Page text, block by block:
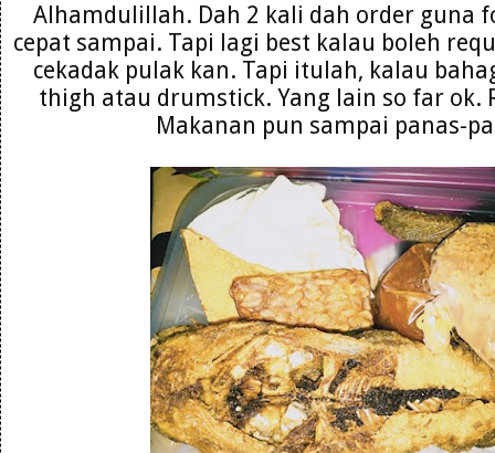
Alhamdulillah. Dah 2 kali dah order guna
cepat sampai. Tapi lagi best kalau boleh
cekadak pulak kan. Tapi itulah, kalau
thigh atau drumstick. Yang lain so far ok.
Makanan pun sampai panas-